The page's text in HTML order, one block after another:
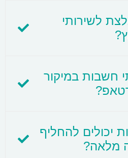
לשירותי
חשבות במיקור
יכולים להחליף